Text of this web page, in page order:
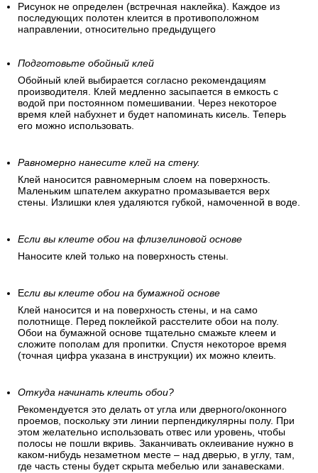
Рисунок не определен (встречная наклейка). Каждое из
последующих полотен клеится в противоположном
направлении, относительно предыдущего
Подготовьте обойный клей
Обойный клей выбирается согласно рекомендациям
производителя. Клей медленно засыпается в емкость с
водой при постоянном помешивании. Через некоторое
время клей набухнет и будет напоминать кисель. Теперь
его можно использовать.
Равномерно нанесите клей на стену.
Клей наносится равномерным слоем на поверхность.
Маленьким шпателем аккуратно промазывается верх
стены. Излишки клея удаляются губкой, намоченной в воде.
Если вы клеите обои на флизелиновой основе
Наносите клей только на поверхность стены.
Если вы клеите обои на бумажной основе
Клей наносится и на поверхность стены, и на само
полотнище. Перед поклейкой расстелите обои на полу.
Обои на бумажной основе тщательно смажьте клеем и
сложите пополам для пропитки. Спустя некоторое время
(точная цифра указана в инструкции) их можно клеить.
Откуда начинать клеить обои?
Рекомендуется это делать от угла или дверного/оконного
проемов, поскольку эти линии перпендикулярны полу. При
этом желательно использовать отвес или уровень, чтобы
полосы не пошли вкривь. Заканчивать оклеивание нужно в
каком-нибудь незаметном месте – над дверью, в углу, там,
где часть стены будет скрыта мебелью или занавесками.